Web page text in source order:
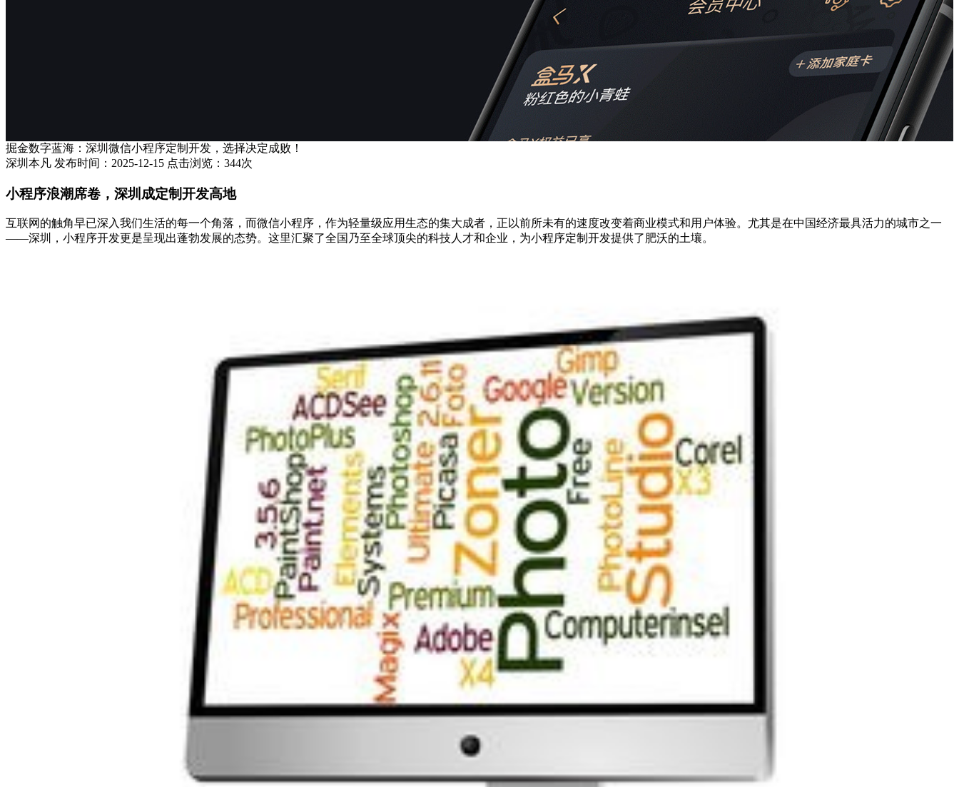
掘金数字蓝海：深圳微信小程序定制开发，选择决定成败！
深圳本凡 发布时间：2025-12-15 点击浏览：344次
小程序浪潮席卷，深圳成定制开发高地
互联网的触角早已深入我们生活的每一个角落，而微信小程序，作为轻量级应用生态的集大成者，正以前所未有的速度改变着商业模式和用户体验。尤其是在中国经济最具活力的城市之一
——深圳，小程序开发更是呈现出蓬勃发展的态势。这里汇聚了全国乃至全球顶尖的科技人才和企业，为小程序定制开发提供了肥沃的土壤。